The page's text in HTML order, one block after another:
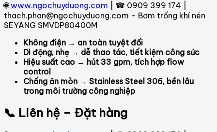
🌐 www.ngochuyduong.com | ☎ 0909 399 174 |
thach.phan@ngochuyduong.com – Bơm trống khí nén
SEYANG SMVDP80400M
Không điện → an toàn tuyệt đối
Di động, nhẹ → dễ thao tác, tiết kiệm công sức
Hiệu suất cao → hút 33 gpm, tích hợp flow
control
Chống ăn mòn → Stainless Steel 306, bền lâu
trong môi trường công nghiệp
📞 Liên hệ – Đặt hàng